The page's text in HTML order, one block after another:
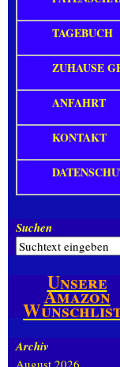
TAGEBUCH
ZUHAUSE
ANFAHRT
KONTAKT
Suchen
Unsere
Amazon
Archiv
August 2026